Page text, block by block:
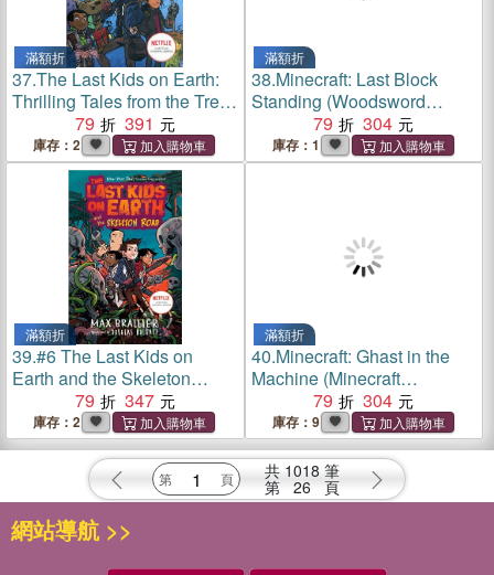
滿額折
37.The Last Kids on Earth:
Thrilling Tales from the Tree
House (graphic novel)(英國
版)(平裝本)
79 391
庫存：2
滿額折
38.Minecraft: Last Block
Standing (Woodsword
Chronicles #6)
79 304
庫存：1
滿額折
39.#6 The Last Kids on
Earth and the Skeleton
Road (英國版)(平裝本)
79 347
庫存：2
滿額折
40.Minecraft: Ghast in the
Machine (Minecraft
Woodsword Chronicles #4)
79 304
庫存：9
共 1018 筆
第 26 頁
網站導航 >>